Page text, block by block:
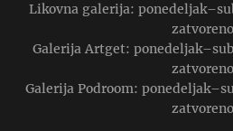
Likovna galerija:
zatvoreno
Galerija Artget:
zatvoreno
Galerija Podroom:
zatvoreno